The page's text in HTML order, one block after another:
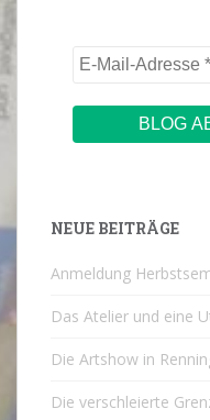
NEUE BEITRÄGE
Anmeldung
Das Atelier und eine
Die Artshow in
Die verschleierte